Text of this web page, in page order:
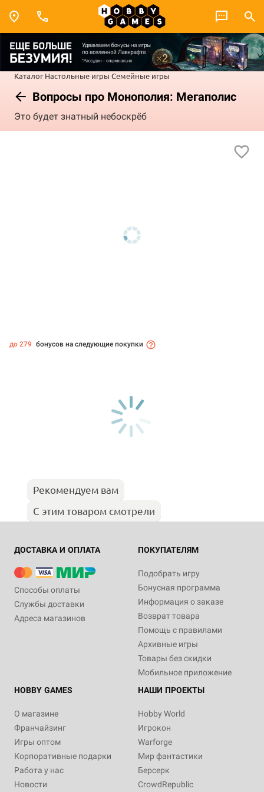
Каталог Настольные игры Семейные игры
Вопросы про Монополия: Мегаполис
Это будет знатный небоскрёб
до 279 бонусов на следующие покупки
Рекомендуем вам
С этим товаром смотрели
ДОСТАВКА И ОПЛАТА
Способы оплаты
Службы доставки
Адреса магазинов
ПОКУПАТЕЛЯМ
Подобрать игру
Бонусная программа
Информация о заказе
Возврат товара
Помощь с правилами
Архивные игры
Товары без скидки
Мобильное приложение
HOBBY GAMES
О магазине
Франчайзинг
Игры оптом
Корпоративные подарки
Работа у нас
Новости
НАШИ ПРОЕКТЫ
Hobby World
Игрокон
Warforge
Мир фантастики
Берсерк
CrowdRepublic